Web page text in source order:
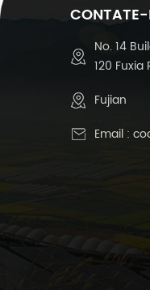
No. 14
120 Fuxia
Fujian
Email :